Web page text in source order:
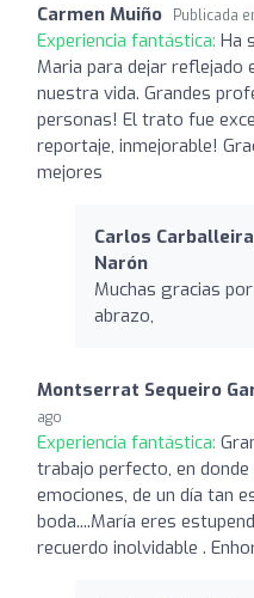
Carmen Muiño Publicada
Experiencia fantástica: Ha
Maria para dejar reflejado
nuestra vida. Grandes
personas! El trato fue
reportaje, inmejorable!
mejores
Carlos
Narón
Muchas gracias
abrazo,
Montserrat Sequeiro
ago
Experiencia fantástica:
trabajo perfecto, en
emociones, de un día tan
boda....María eres
recuerdo inolvidable .